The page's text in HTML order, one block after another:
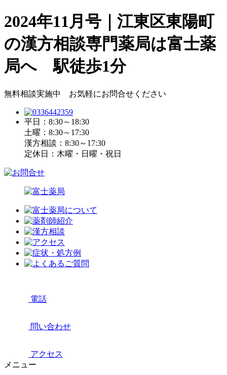
2024年11月号｜江東区東陽町
の漢方相談専門薬局は富士薬
局へ 駅徒歩1分
無料相談実施中 お気軽にお問合せください
平日：8:30～18:30
土曜：8:30～17:30
漢方相談：8:30～17:30
定休日：木曜・日曜・祝日
電話
問い合わせ
アクセス
メニュー